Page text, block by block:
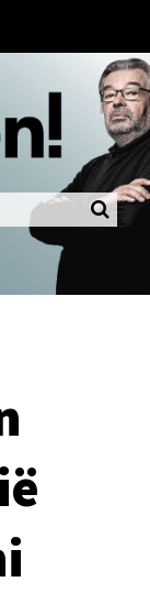
LOGIN